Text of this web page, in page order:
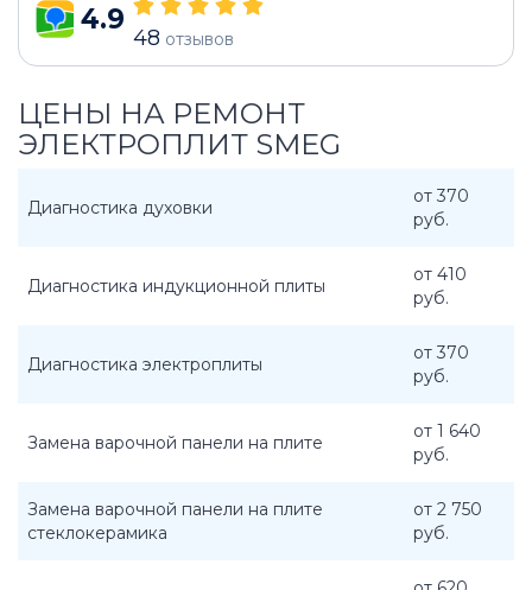
4.9
48 отзывов
ЦЕНЫ НА РЕМОНТ
ЭЛЕКТРОПЛИТ SMEG
Диагностика духовки
от 370
руб.
Диагностика индукционной плиты
от 410
руб.
Диагностика электроплиты
от 370
руб.
Замена варочной панели на плите
от 1 640
руб.
Замена варочной панели на плите
стеклокерамика
от 2 750
руб.